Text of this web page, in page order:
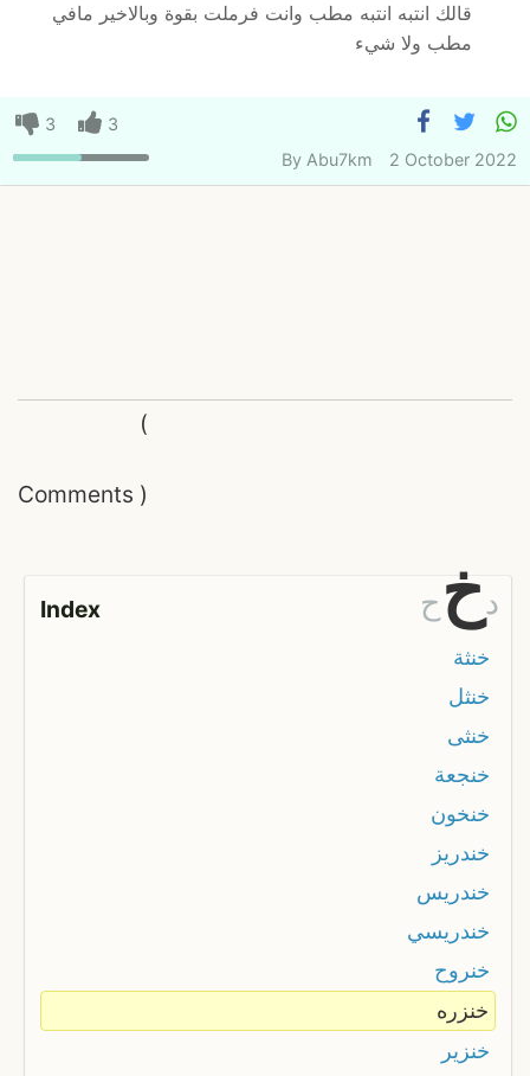
قالك انتبه انتبه مطب وانت فرملت بقوة وبالاخير مافي
مطب ولا شيء
3
3
By Abu7km 2 October 2022
Comments
(
)
Index ح خد
خنثة
خنثل
خنثى
خنجعة
خنخون
خندريز
خندريس
خندريسي
خنروح
خنزره
خنزير